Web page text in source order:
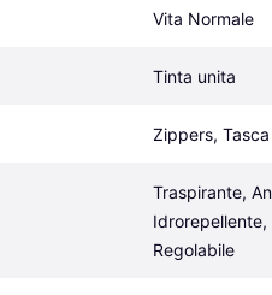
Vita Normale
Tinta unita
Zippers, Tasca
Traspirante,
Idrorepellente,
Regolabile